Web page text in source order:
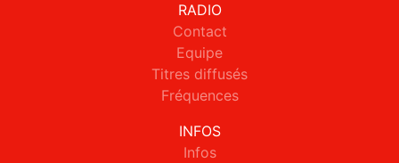
RADIO
Contact
Equipe
Titres diffusés
Fréquences
INFOS
Infos